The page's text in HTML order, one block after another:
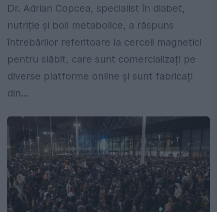
Dr. Adrian Copcea, specialist în diabet,
nutriție și boli metabolice, a răspuns
întrebărilor referitoare la cerceii magnetici
pentru slăbit, care sunt comercializați pe
diverse platforme online și sunt fabricați
din...